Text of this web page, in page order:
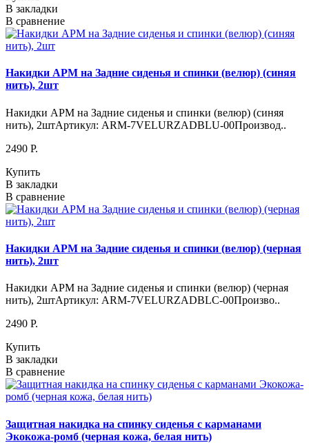
В закладки
В сравнение
Накидки АРМ на Задние сиденья и спинки (велюр) (синяя
нить), 2шт
Накидки АРМ на Задние сиденья и спинки (велюр) (синяя
нить), 2штАртикул: ARM-7VELURZADBLU-00Производ..
2490 P.
Купить
В закладки
В сравнение
Накидки АРМ на Задние сиденья и спинки (велюр) (черная
нить), 2шт
Накидки АРМ на Задние сиденья и спинки (велюр) (черная
нить), 2штАртикул: ARM-7VELURZADBLC-00Произво..
2490 P.
Купить
В закладки
В сравнение
Защитная накидка на спинку сиденья с карманами
Экокожа-ромб (черная кожа, белая нить)